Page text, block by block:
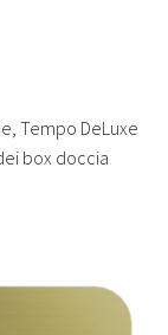
Tempo DeLuxe
box doccia